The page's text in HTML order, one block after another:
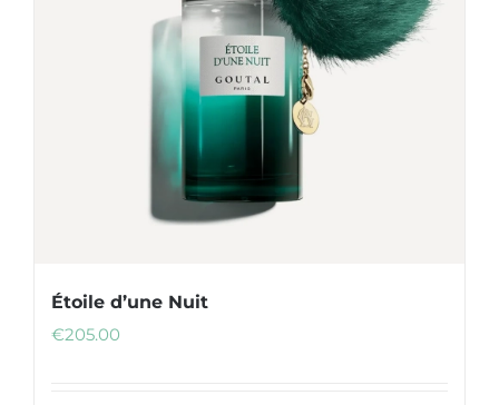
Étoile d’une Nuit
€205.00